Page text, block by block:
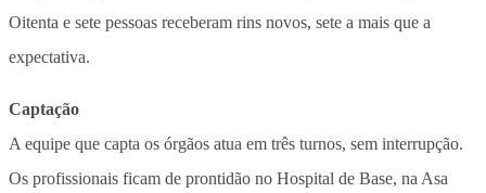
Oitenta e sete pessoas receberam rins novos, sete a mais que a
expectativa.
Captação
A equipe que capta os órgãos atua em três turnos, sem interrupção.
Os profissionais ficam de prontidão no Hospital de Base, na Asa